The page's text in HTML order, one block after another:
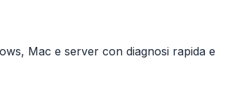
Mac e server con diagnosi rapida e